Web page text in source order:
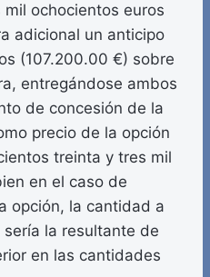
ochocientos euros
adicional un anticipo
(107.200.00 €) sobre
entregándose ambos
de concesión de la
precio de la opción
treinta y tres mil
en el caso de
opción, la cantidad a
la resultante de
en las cantidades